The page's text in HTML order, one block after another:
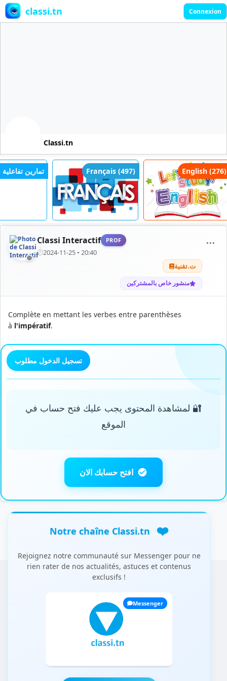
classi.tn Connexion
Classi.tn
تمارين Français (497) English (276)
Classi Interactif PROF
2024-11-25 • 20:40
ت.تقنية
منشور خاص بالمشتركين
⋯
Complète en mettant les verbes entre parenthèses
à l'impératif.
تسجيل الدخول مطلوب
🔐 لمشاهدة المحتوى يجب عليك فتح حساب في
الموقع
افتح حسابك الان
Notre chaîne Classi.tn ❤️
Rejoignez notre communauté sur Messenger pour ne
rien rater de nos actualités, astuces et contenus
exclusifs !
Messenger